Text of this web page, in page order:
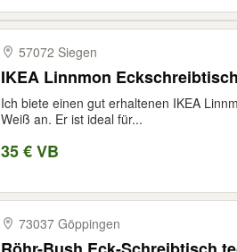
57072 Siegen
IKEA Linnmon
Ich biete einen gut erhaltenen IKEA
Weiß an. Er ist ideal für...
35 € VB
73037 Göppingen